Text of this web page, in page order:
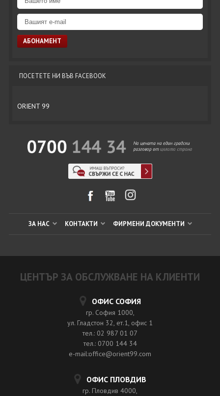
ПОСЕТЕТЕ НИ ВЪВ FACEBOOK
ORIENT 99
ЗА НАС КОНТАКТИ ФИРМЕНИ ДОКУМЕНТИ
ЦЕНТЪР ЗА ОБСЛУЖВАНЕ НА КЛИЕНТИ
ОФИС СОФИЯ
гр. София 1000,
ул. Гладстон 32, ет.1, офис 1
тел.: 02 987 01 07
тел.: 0700 144 34
e-mail:office@orient99.com
ОФИС ПЛОВДИВ
гр. Пловдив 4000,